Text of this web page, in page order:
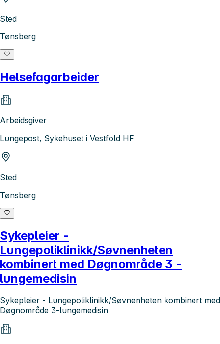
Sted
Tønsberg
Helsefagarbeider
Arbeidsgiver
Lungepost, Sykehuset i Vestfold HF
Sted
Tønsberg
Sykepleier -
Lungepoliklinikk/Søvnenheten
kombinert med Døgnområde 3 -
lungemedisin
Sykepleier - Lungepoliklinikk/Søvnenheten kombinert med
Døgnområde 3-lungemedisin